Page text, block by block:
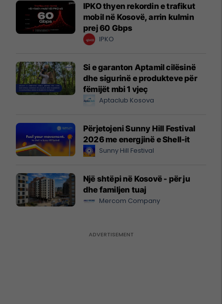
IPKO thyen rekordin e trafikut
mobil në Kosovë, arrin kulmin
prej 60 Gbps
IPKO
Si e garanton Aptamil cilësinë
dhe sigurinë e produkteve për
fëmijët mbi 1 vjeç
Aptaclub Kosova
Përjetojeni Sunny Hill Festival
2026 me energjinë e Shell-it
Sunny Hill Festival
Një shtëpi në Kosovë - për ju
dhe familjen tuaj
Mercom Company